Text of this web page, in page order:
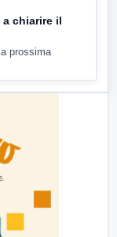
chiarire il
prossima